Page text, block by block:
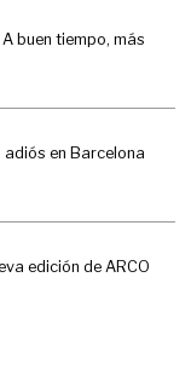
buen tiempo, más
adiós en Barcelona
edición de ARCO